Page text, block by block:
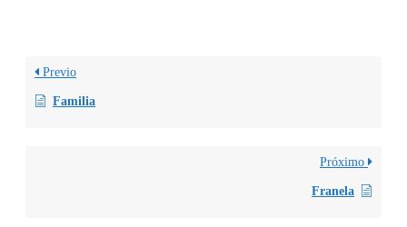
Previo
Familia
Próximo
Franela